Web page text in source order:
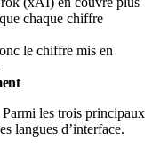
le chiffre mis en
les trois principaux
langues d’interface.